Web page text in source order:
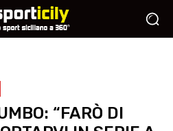
“FARÒ DI